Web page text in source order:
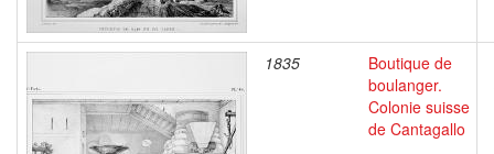
1835
Boutique de
boulanger.
Colonie suisse
de Cantagallo